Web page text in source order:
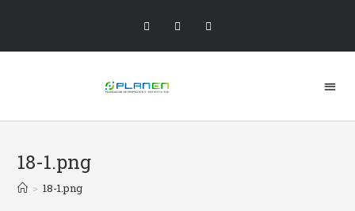
18-1.png
> 18-1.png